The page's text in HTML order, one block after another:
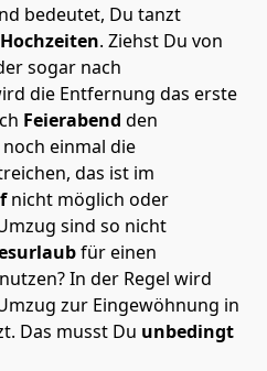
bedeutet, Du tanzt
. Ziehst Du von
sogar nach
die Entfernung das erste
Feierabend den
einmal die
das ist im
nicht möglich oder
sind so nicht
für einen
nutzen? In der Regel wird
zur Eingewöhnung in
Das musst Du unbedingt